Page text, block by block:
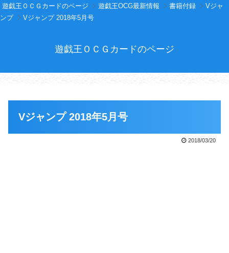
遊戯王ＯＣＧカードのページ 遊戯王OCG最新情報 書籍付録
Vジャ
ンプ
Vジャンプ 2018年5月号
遊戯王ＯＣＧカードのページ
Vジャンプ 2018年5月号
2018/03/20